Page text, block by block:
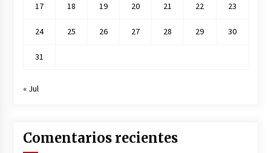
17 18 19 20 21 22 23
24 25 26 27 28 29 30
31
« Jul
Comentarios recientes